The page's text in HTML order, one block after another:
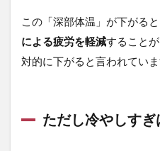
この「深部体温」が下がると
による疲労を軽減すること
対的に下がると言われていま
ただし冷やしす